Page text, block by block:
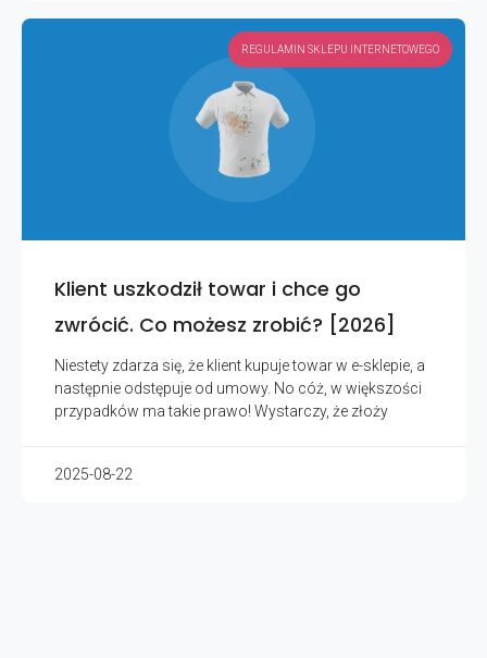
REGULAMIN SKLEPU INTERNETOWEGO
Klient uszkodził towar i chce go
zwrócić. Co możesz zrobić? [2026]
Niestety zdarza się, że klient kupuje towar w e-sklepie, a
następnie odstępuje od umowy. No cóż, w większości
przypadków ma takie prawo! Wystarczy, że złoży
2025-08-22